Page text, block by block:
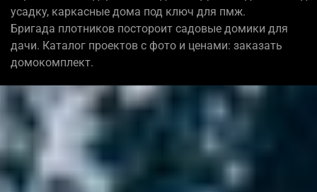
усадку, каркасные дома под ключ для пмж.
Бригада плотников постороит садовые домики для
дачи. Каталог проектов с фото и ценами: заказать
домокомплект.